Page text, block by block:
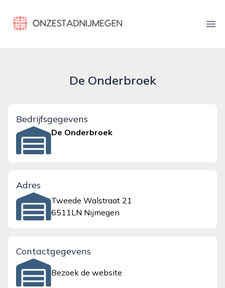
onzestadnijmegen.nl
De Onderbroek
Bedrijfsgegevens
De Onderbroek
Adres
Tweede Walstraat 21
6511LN Nijmegen
Contactgegevens
Bezoek de website